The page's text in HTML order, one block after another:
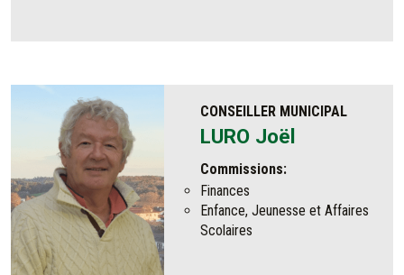
CONSEILLER MUNICIPAL
LURO Joël
Commissions:
Finances
Enfance, Jeunesse et Affaires
Scolaires